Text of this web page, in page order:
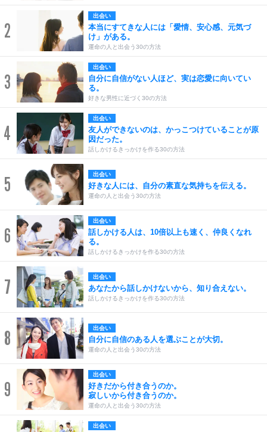
2
出会い
本当にすてきな人には「愛情、安心感、元気づ
け」がある。
運命の人と出会う30の方法
3
出会い
自分に自信がない人ほど、実は恋愛に向いてい
る。
好きな男性に近づく30の方法
4
出会い
友人ができないのは、かっこつけていることが原
因だった。
話しかけるきっかけを作る30の方法
5 出会い
好きな人には、自分の素直な気持ちを伝える。
運命の人と出会う30の方法
6
出会い
話しかける人は、10倍以上も速く、仲良くなれ
る。
話しかけるきっかけを作る30の方法
7 出会い
あなたから話しかけないから、知り合えない。
話しかけるきっかけを作る30の方法
8 出会い
自分に自信のある人を選ぶことが大切。
運命の人と出会う30の方法
9
出会い
好きだから付き合うのか。
寂しいから付き合うのか。
運命の人と出会う30の方法
出会い